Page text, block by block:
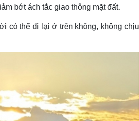
bớt ách tắc giao thông mặt đất.
có thể đi lại ở trên không, không chịu